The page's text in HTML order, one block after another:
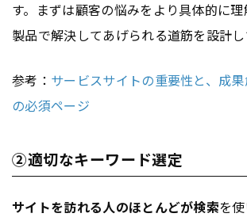
す。まずは顧客の悩みをより具体的に
製品で解決してあげられる道筋を設計し
参考： サービスサイトの重要性と、成
の必須ページ
②適切なキーワード選定
サイトを訪れる人のほとんどが検索を